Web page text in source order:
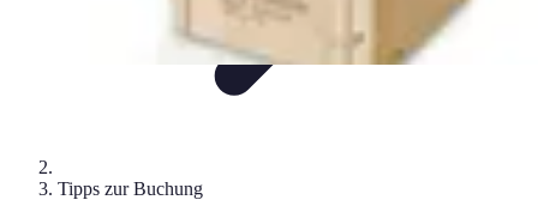
Tipps zur Buchung